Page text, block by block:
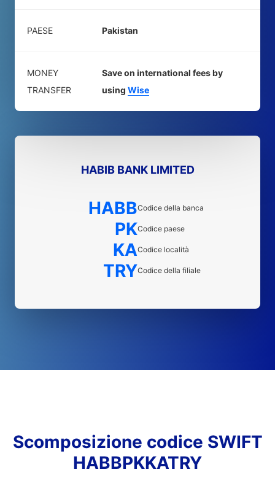
PAESE Pakistan
MONEY
TRANSFER
Save on international fees by
using Wise
HABIB BANK LIMITED
HABBCodice della banca
PKCodice paese
KACodice località
TRYCodice della filiale
Scomposizione codice SWIFT
HABBPKKATRY